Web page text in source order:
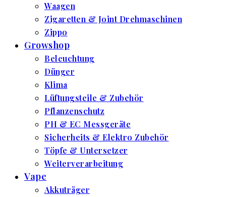
Waagen
Zigaretten & Joint Drehmaschinen
Zippo
Growshop
Beleuchtung
Dünger
Klima
Lüftungsteile & Zubehör
Pflanzenschutz
PH & EC Messgeräte
Sicherheits & Elektro Zubehör
Töpfe & Untersetzer
Weiterverarbeitung
Vape
Akkuträger